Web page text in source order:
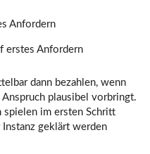
Anfordern
erstes Anfordern
dann bezahlen, wenn
plausibel vorbringt.
spielen im ersten Schritt
geklärt werden